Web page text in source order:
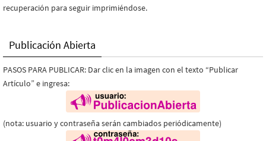
recuperación para seguir imprimiéndose.
Publicación Abierta
PASOS PARA PUBLICAR: Dar clic en la imagen con el texto “Publicar
Artículo” e ingresa:
(nota: usuario y contraseña serán cambiados periódicamente)